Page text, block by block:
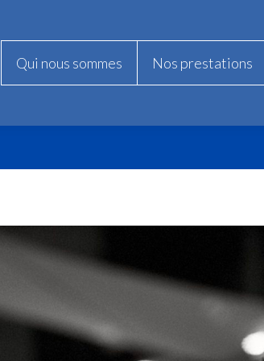
Qui nous sommes Nos prestations
Qui nous sommes Nos prestations